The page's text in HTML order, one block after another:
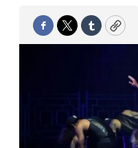
Facebook
TwitterTumblrCopy